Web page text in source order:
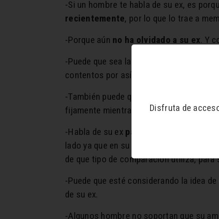
-Si un hombre te habla de su ex, es
recientemente, por lo que lo trae a
-Porque aún no ha olvidado a su ex. Y
-Puede que sea la ex quien le escriba y él
contentos por así decirlo.
-También puede que
fijamente mientras habla de ella.
-Habla de su ex para compararte con
lado ya que en su relación pasada no lo
de que tipo de comparación utiliza, para
-Puede que esté considerando la idea
de su ex.
-Algunos hombre no soportan que su
Disfruta de